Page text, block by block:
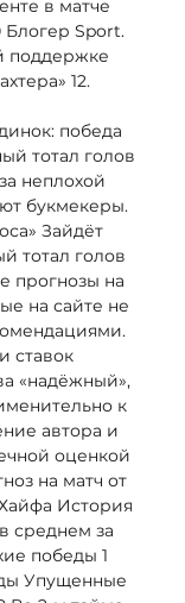
в матче
Блогер Sport.
поддержке
12.
победа
тотал голов
неплохой
букмекеры.
Зайдёт
тотал голов
прогнозы на
на сайте не
ставок
«надёжный»,
к
автора и
оценкой
на матч от
История
среднем за
победы 1
Упущенные